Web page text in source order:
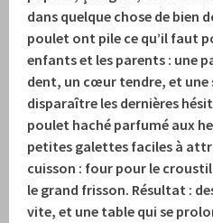
dans quelque chose de bien
poulet ont pile ce qu’il faut
enfants et les parents : une
dent, un cœur tendre, et une
disparaître les dernières
poulet haché parfumé aux
petites galettes faciles à
cuisson : four pour le
le grand frisson. Résultat :
vite, et une table qui se